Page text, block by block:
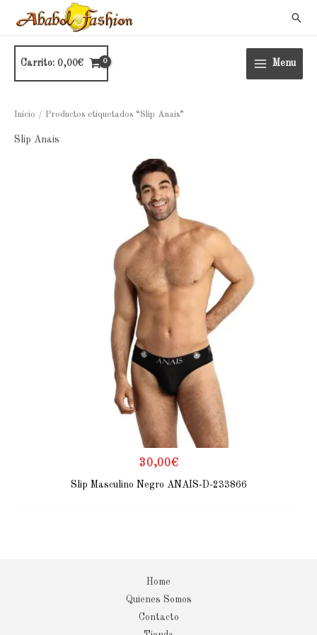
contenido
Carrito:0,00€ Menu
Inicio / Productos etiquetados “Slip Anais”
Slip Anais
30,00€
Slip Masculino Negro ANAIS-D-233866
Home
Quienes Somos
Contacto